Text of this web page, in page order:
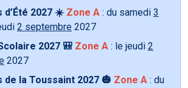
d’Été 2027 ☀️ Zone A : du samedi 3
2 septembre 2027
2027 🎒 Zone A : le jeudi 2
2027
de la Toussaint 2027 🎃 Zone A : du